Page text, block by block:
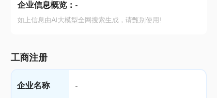
企业信息概览： -
如上信息由AI大模型全网搜索生成，请甄别使用!
工商注册
企业名称 -